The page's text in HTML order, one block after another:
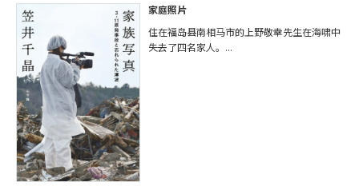
家庭照片
住在福岛县南相马市的上野敬幸先生在海啸中
失去了四名家人。...